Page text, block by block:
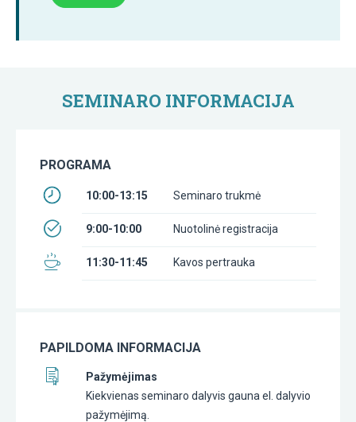
SEMINARO INFORMACIJA
PROGRAMA
10:00-13:15 Seminaro trukmė
9:00-10:00 Nuotolinė registracija
11:30-11:45 Kavos pertrauka
PAPILDOMA INFORMACIJA
Pažymėjimas
Kiekvienas seminaro dalyvis gauna el. dalyvio
pažymėjimą.